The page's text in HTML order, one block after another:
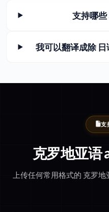
支持哪些
我可以翻译成除
支
克罗地亚语
上传任何常用格式的 克罗地